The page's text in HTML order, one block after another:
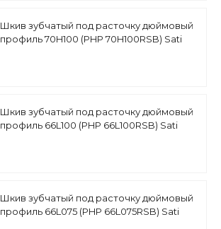
Шкив зубчатый под расточку дюймовый
профиль 70H100 (PHP 70H100RSB) Sati
Шкив зубчатый под расточку дюймовый
профиль 66L100 (PHP 66L100RSB) Sati
Шкив зубчатый под расточку дюймовый
профиль 66L075 (PHP 66L075RSB) Sati